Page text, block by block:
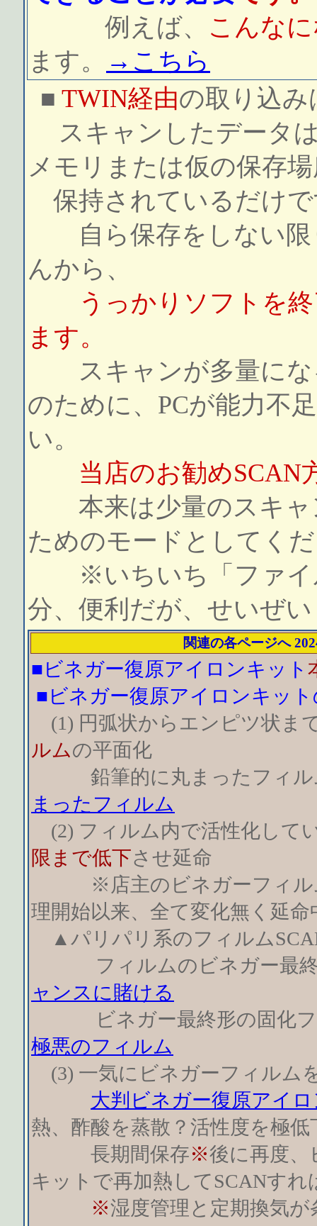
例えば、 こんな
ます。
→こちら
■ TWIN経由の取り込
スキャンしたデータ
メモリまたは仮の保存
保持されているだけ
自ら保存をしない限
んから、
うっかりソフトを終
ます。
スキャンが多量にな
のために、PCが能力不
い。
当店のお勧めSCAN
本来は少量のスキャ
ためのモードとしてく
※いちいち「ファイ
分、便利だが、せいぜ
関連の各ページへ
■ビネガー復原アイロンキット
■ビネガー復原アイロンキッ
(1) 円弧状からエンピツ状ま
ルムの平面化
鉛筆的に丸まったフィル
まったフィルム
(2) フィルム内で活性化して
限まで低下させ延命
※店主のビネガーフィルム
理開始以来、全て変化無く延命
▲パリパリ系のフィルム
フィルムのビネガー最終
ャンスに賭ける
ビネガー最終形の固化
極悪のフィルム
(3) 一気にビネガーフィルム
大判ビネガー復原アイ
熱、酢酸を蒸散？活性度を極
長期間保存※後に再度、
キットで再加熱してSCANすれ
※湿度管理と定期換気が